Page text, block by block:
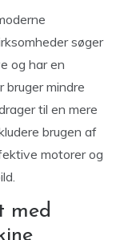
søger
og har en
bruger mindre
til en mere
brugen af
motorer og
med